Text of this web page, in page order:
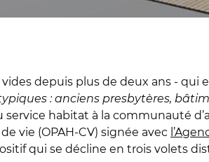
depuis plus de deux ans - qui
: anciens presbytères,
habitat à la communauté
vie (OPAH-CV) signée avec
qui se décline en trois volets